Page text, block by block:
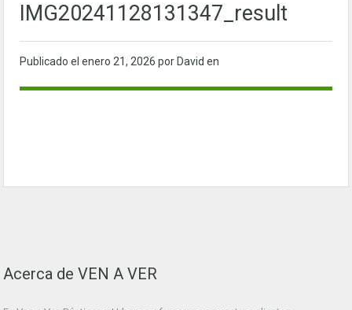
IMG20241128131347_result
Publicado el enero 21, 2026 por David en
Acerca de VEN A VER